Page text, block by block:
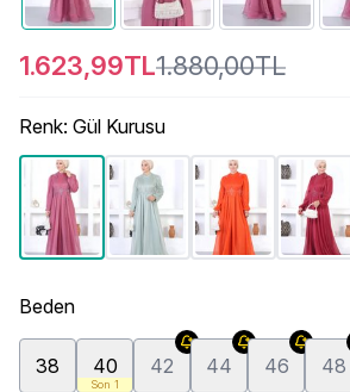
1.623,99TL1.880,00TL
Renk: Gül Kurusu
Beden
38
Son 1
40 42 44 46 48